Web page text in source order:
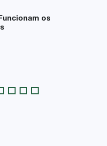
os